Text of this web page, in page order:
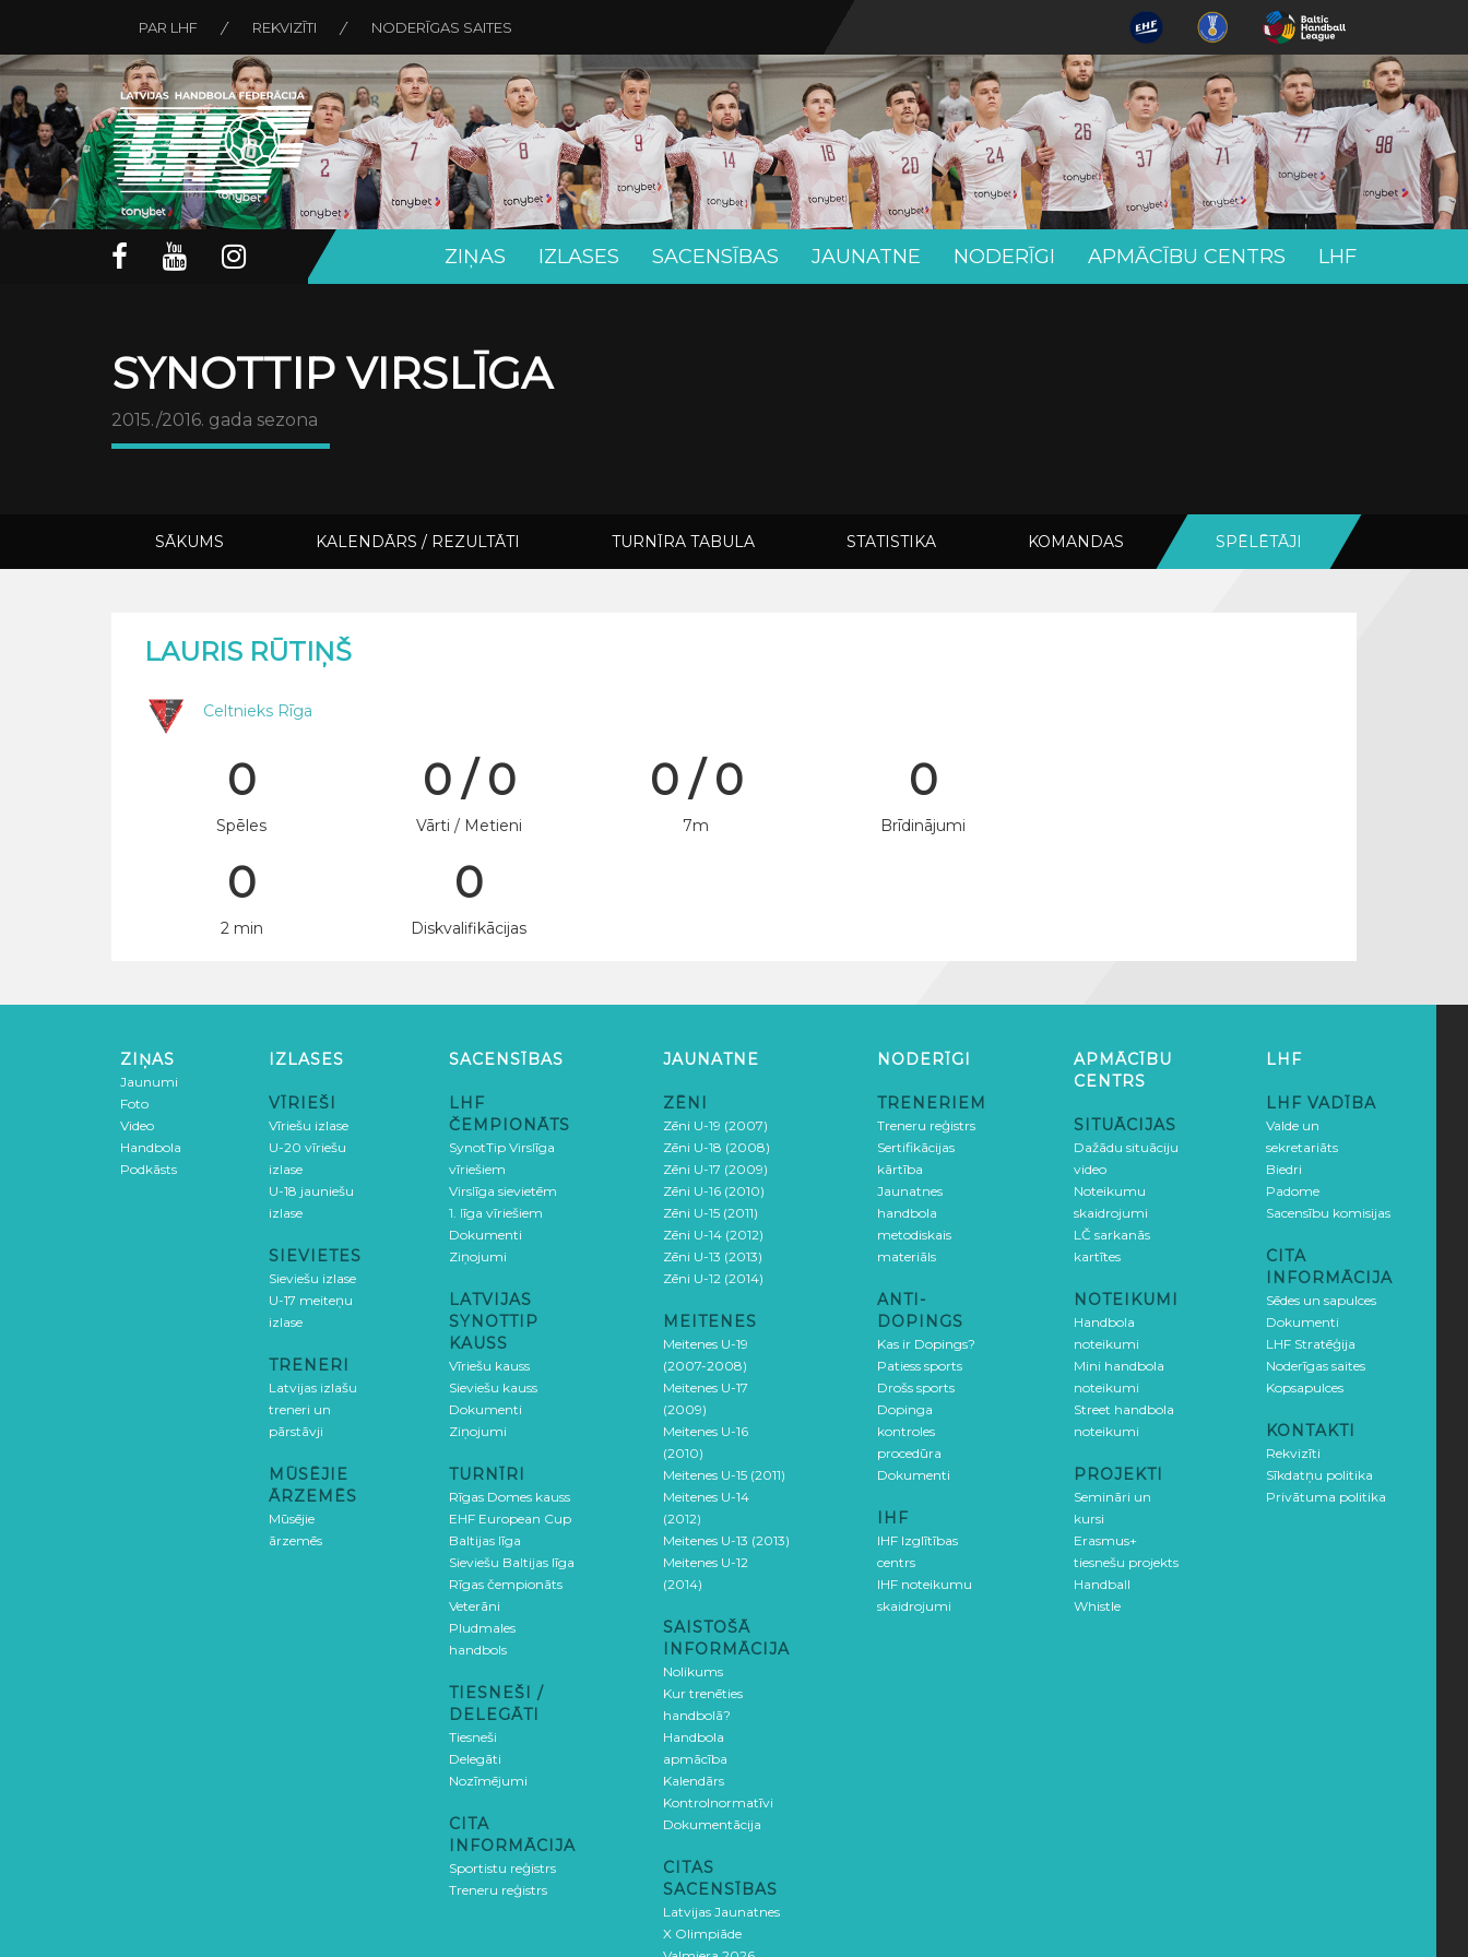
PAR LHF REKVIZĪTI NODERĪGAS SAITES
ZIŅAS IZLASES SACENSĪBAS JAUNATNE NODERĪGI APMĀCĪBU CENTRS LHF
SYNOTTIP VIRSLĪGA
2015./2016. gada sezona
SĀKUMS KALENDĀRS / REZULTĀTI TURNĪRA TABULA STATISTIKA KOMANDAS SPĒLĒTĀJI
LAURIS RŪTIŅŠ
Celtnieks Rīga
0
Spēles
0 / 0
Vārti / Metieni
0 / 0
7m
0
Brīdinājumi
0
2 min
0
Diskvalifikācijas
ZIŅAS
Jaunumi
Foto
Video
Handbola
Podkāsts
IZLASES
VĪRIEŠI
Vīriešu izlase
U-20 vīriešu
izlase
U-18 jauniešu
izlase
SIEVIETES
Sieviešu izlase
U-17 meiteņu
izlase
TRENERI
Latvijas izlašu
treneri un
pārstāvji
MŪSĒJIE
ĀRZEMĒS
Mūsējie
ārzemēs
SACENSĪBAS
LHF
ČEMPIONĀTS
SynotTip Virslīga
vīriešiem
Virslīga sievietēm
1. līga vīriešiem
Dokumenti
Ziņojumi
LATVIJAS
SYNOTTIP
KAUSS
Vīriešu kauss
Sieviešu kauss
Dokumenti
Ziņojumi
TURNĪRI
Rīgas Domes kauss
EHF European Cup
Baltijas līga
Sieviešu Baltijas līga
Rīgas čempionāts
Veterāni
Pludmales
handbols
TIESNEŠI /
DELEGĀTI
Tiesneši
Delegāti
Nozīmējumi
CITA
INFORMĀCIJA
Sportistu reģistrs
Treneru reģistrs
JAUNATNE
ZĒNI
Zēni U-19 (2007)
Zēni U-18 (2008)
Zēni U-17 (2009)
Zēni U-16 (2010)
Zēni U-15 (2011)
Zēni U-14 (2012)
Zēni U-13 (2013)
Zēni U-12 (2014)
MEITENES
Meitenes U-19
(2007-2008)
Meitenes U-17
(2009)
Meitenes U-16
(2010)
Meitenes U-15 (2011)
Meitenes U-14
(2012)
Meitenes U-13 (2013)
Meitenes U-12
(2014)
SAISTOŠĀ
INFORMĀCIJA
Nolikums
Kur trenēties
handbolā?
Handbola
apmācība
Kalendārs
Kontrolnormatīvi
Dokumentācija
CITAS
SACENSĪBAS
Latvijas Jaunatnes
X Olimpiāde
NODERĪGI
TRENERIEM
Treneru reģistrs
Sertifikācijas
kārtība
Jaunatnes
handbola
metodiskais
materiāls
ANTI-
DOPINGS
Kas ir Dopings?
Patiess sports
Drošs sports
Dopinga
kontroles
procedūra
Dokumenti
IHF
IHF Izglītības
centrs
IHF noteikumu
skaidrojumi
APMĀCĪBU
CENTRS
SITUĀCIJAS
Dažādu situāciju
video
Noteikumu
skaidrojumi
LČ sarkanās
kartītes
NOTEIKUMI
Handbola
noteikumi
Mini handbola
noteikumi
Street handbola
noteikumi
PROJEKTI
Semināri un
kursi
Erasmus+
tiesnešu projekts
Handball
Whistle
LHF
LHF VADĪBA
Valde un
sekretariāts
Biedri
Padome
Sacensību komisijas
CITA
INFORMĀCIJA
Sēdes un sapulces
Dokumenti
LHF Stratēģija
Noderīgas saites
Kopsapulces
KONTAKTI
Rekvizīti
Sīkdatņu politika
Privātuma politika